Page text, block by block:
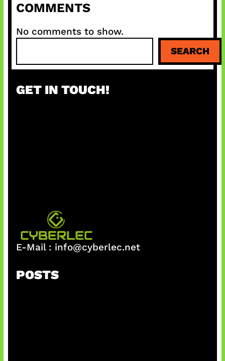
COMMENTS
No comments to show.
a
c
SEARCH
GET IN TOUCH!
E-Mail : info@cyberlec.net
POSTS